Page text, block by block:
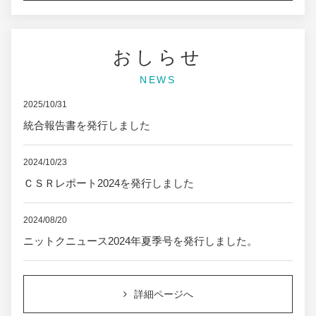
おしらせ
NEWS
2025/10/31
統合報告書を発行しました
2024/10/23
ＣＳＲレポート2024を発行しました
2024/08/20
ニットクニュース2024年夏季号を発行しました。
詳細ページへ